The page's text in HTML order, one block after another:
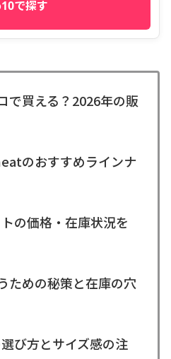
で探す
で買える？2026年の販
のおすすめラインナ
の価格・在庫状況を
ための秘策と在庫の穴
び方とサイズ感の注